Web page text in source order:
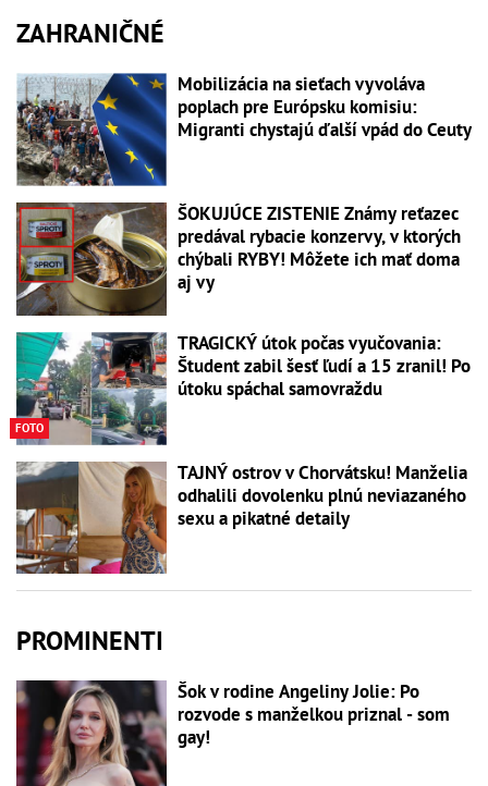
ZAHRANIČNÉ
Mobilizácia na sieťach vyvoláva
poplach pre Európsku komisiu:
Migranti chystajú ďalší vpád do Ceuty
ŠOKUJÚCE ZISTENIE Známy reťazec
predával rybacie konzervy, v ktorých
chýbali RYBY! Môžete ich mať doma
aj vy
FOTO
TRAGICKÝ útok počas vyučovania:
Študent zabil šesť ľudí a 15 zranil! Po
útoku spáchal samovraždu
TAJNÝ ostrov v Chorvátsku! Manželia
odhalili dovolenku plnú neviazaného
sexu a pikatné detaily
PROMINENTI
Šok v rodine Angeliny Jolie: Po
rozvode s manželkou priznal - som
gay!